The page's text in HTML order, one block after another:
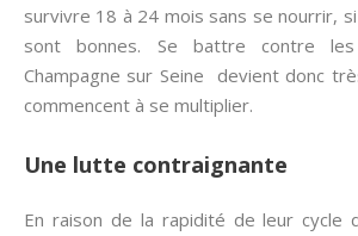
survivre 18 à 24 mois sans se nourrir,
sont bonnes. Se battre contre
Champagne sur Seine devient donc
commencent à se multiplier.
Une lutte contraignante
En raison de la rapidité de leur cycle